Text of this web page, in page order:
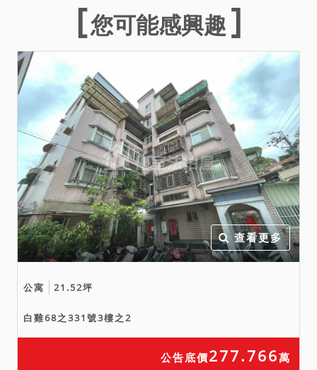
您可能感興趣
查看更多
公寓 21.52坪
白雞68之331號3樓之2
公告底價277.766萬